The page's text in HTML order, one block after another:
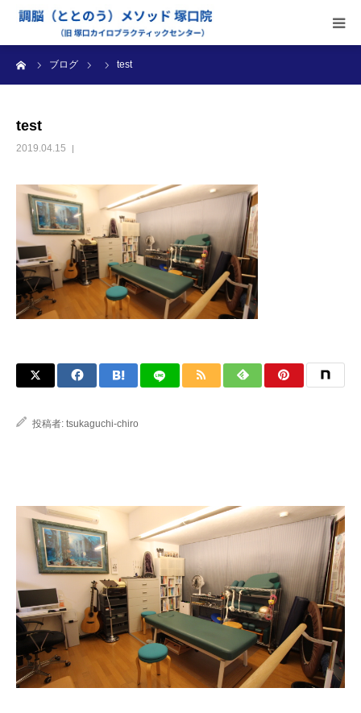
ブログ test
test
2019.04.15
投稿者: tsukaguchi-chiro
当院のご案内
アクセス
ブログ
診療カレンダー